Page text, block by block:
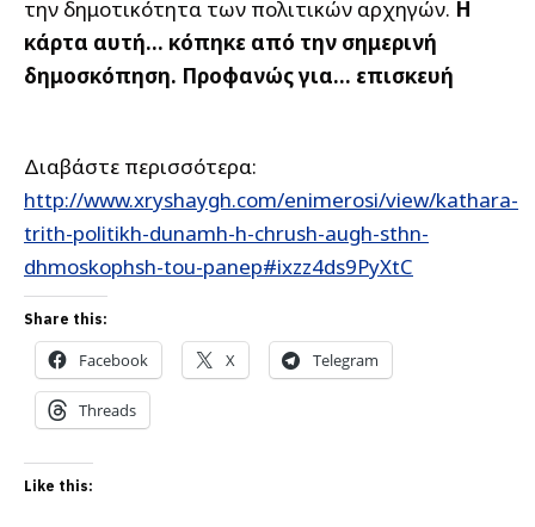
την δημοτικότητα των πολιτικών αρχηγών. Η
κάρτα αυτή… κόπηκε από την σημερινή
δημοσκόπηση. Προφανώς για… επισκευή
Διαβάστε περισσότερα:
http://www.xryshaygh.com/enimerosi/view/kathara-
trith-politikh-dunamh-h-chrush-augh-sthn-
dhmoskophsh-tou-panep#ixzz4ds9PyXtC
Share this:
Facebook X Telegram
Threads
Like this: